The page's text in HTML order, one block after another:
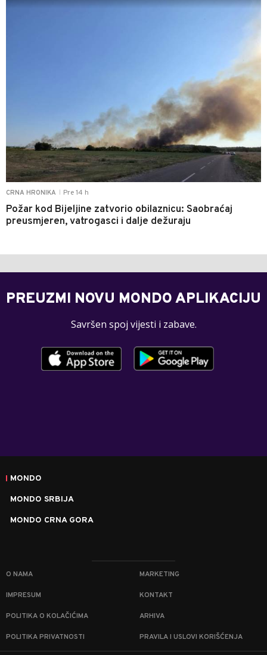
CRNA HRONIKA Pre 14 h
Požar kod Bijeljine zatvorio obilaznicu: Saobraćaj
preusmjeren, vatrogasci i dalje dežuraju
PREUZMI NOVU MONDO APLIKACIJU
Savršen spoj vijesti i zabave.
MONDO
MONDO SRBIJA
MONDO CRNA GORA
O NAMA MARKETING
IMPRESUM KONTAKT
POLITIKA O KOLAČIĆIMA ARHIVA
POLITIKA PRIVATNOSTI PRAVILA I USLOVI KORIŠĆENJA